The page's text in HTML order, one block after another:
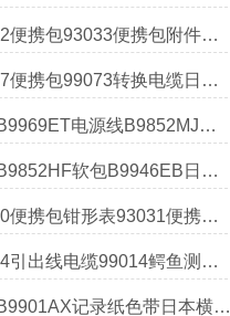
93032便携包93033便携包附件日本横河YOKOGAWA选购指南
93047便携包99073转换电缆日本横河YOKOGAWA选购指南
软包B9969ET电源线B9852MJ日本横河YOKOGAWA操作使用
附件B9852HF软包B9946EB日本横河YOKOGAWA技术参数
93030便携包钳形表93031便携包日本横河YOKOGAWA解决方案
98064引出线电缆99014鳄鱼测试引线日本横河选购指南
昆山B9901AX记录纸色带日本横河YOKOGAWA耗材批发